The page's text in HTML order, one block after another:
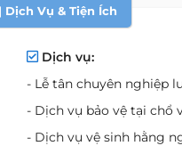
Vụ & Tiện Ích
Dịch vụ:
- Lễ tân chuyên nghiệp
- Dịch vụ bảo vệ tại chổ
- Dịch vụ vệ sinh hằng